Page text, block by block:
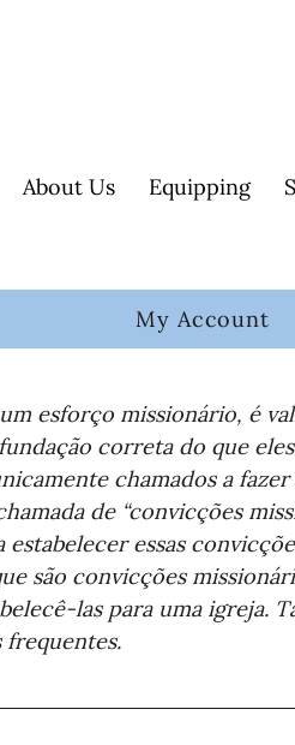
About Us Equipping
My Account
esforço missionário, é
correta do que
chamados a
de “convicções
essas
são convicções
las para uma igreja.
frequentes.